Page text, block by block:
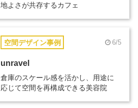
地よさが共存するカフェ
空間デザイン事例 6/5
unravel
倉庫のスケール感を活かし、用途に
応じて空間を再構成できる美容院